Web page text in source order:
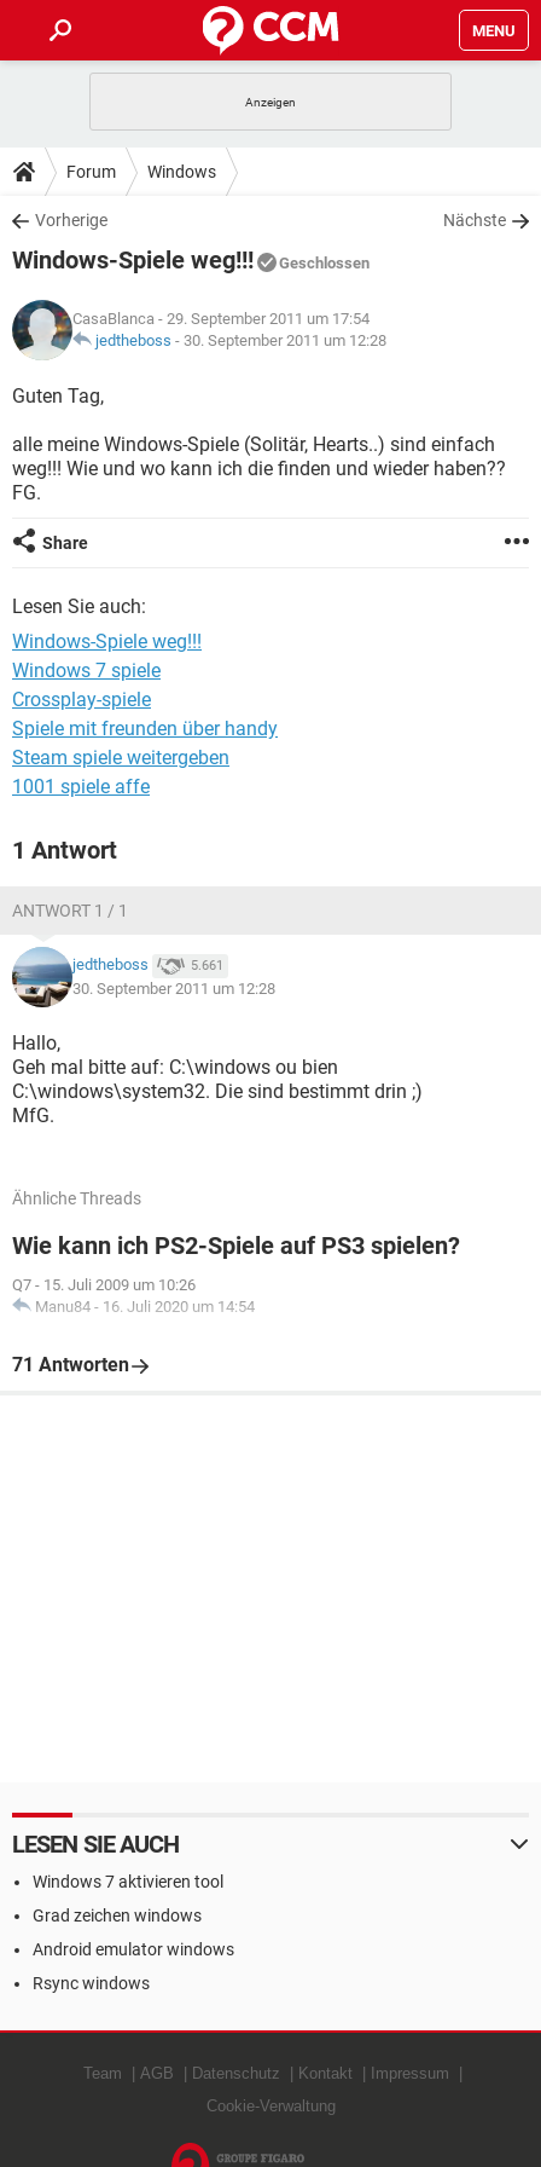
MENU
ANDROID
WINDOWS 10
WHATSAPP TIKTOK
FACEBOOK
TIPPS & TRICKS
SPIELE
WHATSAPP TIKTOK
FACEBOOK
DOWNLOADS
SPIELE STREAMING
ANDROID
WINDOWS 10 INSTAGRAM
WHATSAPP
SPIELE STREAMING
ANDROID
WINDOWS 10
WHATSAPP TIKTOK
FACEBOOK
LEXIKON
SPIELE
WINDOWS 10 INSTAGRAM
FACEBOOK
Forum Windows
Vorherige Nächste
Windows-Spiele weg!!! Geschlossen
CasaBlanca - 29. September 2011 um 17:54
jedtheboss - 30. September 2011 um 12:28
Guten Tag,
alle meine Windows-Spiele (Solitär, Hearts..) sind einfach
weg!!! Wie und wo kann ich die finden und wieder haben??
FG.
Share
Lesen Sie auch:
Windows-Spiele weg!!!
Windows 7 spiele
Crossplay-spiele
Spiele mit freunden über handy
Steam spiele weitergeben
1001 spiele affe
1 Antwort
ANTWORT 1 / 1
jedtheboss 5.661
30. September 2011 um 12:28
Hallo,
Geh mal bitte auf: C:\windows ou bien
C:\windows\system32. Die sind bestimmt drin ;)
MfG.
Ähnliche Threads
Wie kann ich PS2-Spiele auf PS3 spielen?
Q7 - 15. Juli 2009 um 10:26
Manu84 - 16. Juli 2020 um 14:54
71 Antworten
LESEN SIE AUCH
Windows 7 aktivieren tool
Grad zeichen windows
Android emulator windows
Rsync windows
Team AGB Datenschutz Kontakt
Impressum
Cookie-Verwaltung